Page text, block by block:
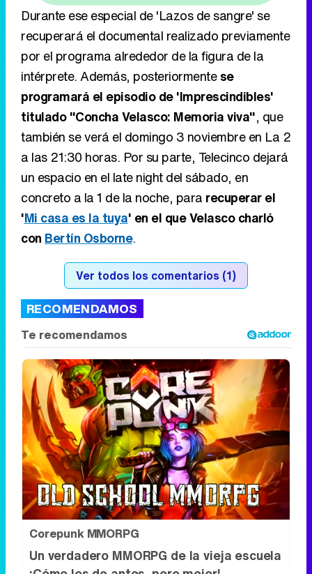
titulado "Concha Velasco: Memoria viva" , que
también se verá el domingo 3 noviembre en La 2
a las 21:30 horas. Por su parte, Telecinco dejará
un espacio en el late night del sábado, en
concreto a la 1 de la noche, pararecuperar el
'Mi casa es la tuya' en el que Velasco charló
conBertín Osborne.
Ver todos los comentarios (1)
RECOMENDAMOS
Corepunk MMORPG
Un verdadero MMORPG de la vieja escuela
¡Cómo los de antes, pero mejor!
DISCOVER WITH
Síguenos